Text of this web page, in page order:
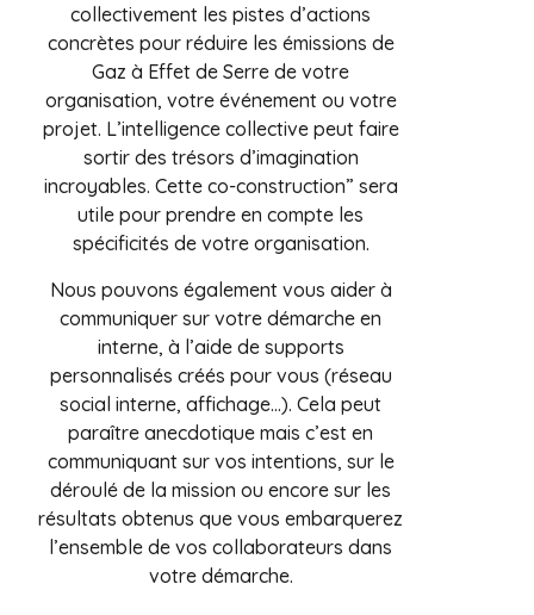
collectivement les pistes d’actions
concrètes pour réduire les émissions de
Gaz à Effet de Serre de votre
organisation, votre événement ou votre
projet. L’intelligence collective peut faire
sortir des trésors d’imagination
incroyables. Cette co-construction” sera
utile pour prendre en compte les
spécificités de votre organisation.
Nous pouvons également vous aider à
communiquer sur votre démarche en
interne, à l’aide de supports
personnalisés créés pour vous (réseau
social interne, affichage…). Cela peut
paraître anecdotique mais c’est en
communiquant sur vos intentions, sur le
déroulé de la mission ou encore sur les
résultats obtenus que vous embarquerez
l’ensemble de vos collaborateurs dans
votre démarche.